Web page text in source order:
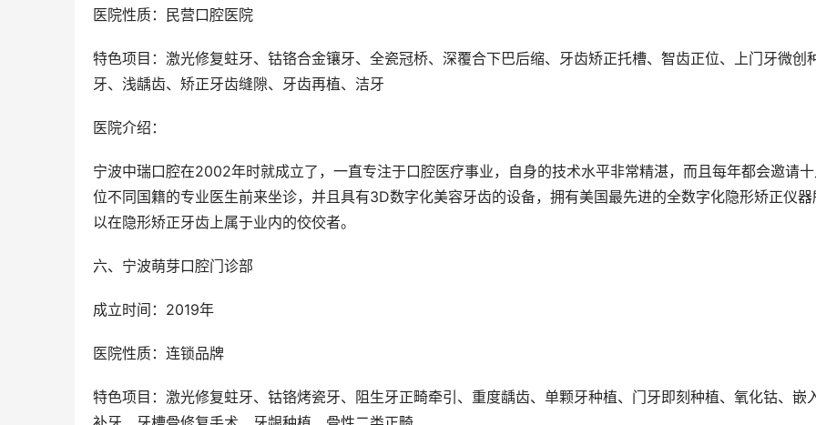
医院性质：民营口腔医院
特色项目：激光修复蛀牙、钴铬合金镶牙、全瓷冠桥、深覆合下巴后缩、牙齿矫正托槽、智齿正位、上门牙微创
牙、浅龋齿、矫正牙齿缝隙、牙齿再植、洁牙
医院介绍：
宁波中瑞口腔在2002年时就成立了，一直专注于口腔医疗事业，自身的技术水平非常精湛，而且每年都会邀请
位不同国籍的专业医生前来坐诊，并且具有3D数字化美容牙齿的设备，拥有美国最先进的全数字化隐形矫正仪器
以在隐形矫正牙齿上属于业内的佼佼者。
六、宁波萌芽口腔门诊部
成立时间：2019年
医院性质：连锁品牌
特色项目：激光修复蛀牙、钴铬烤瓷牙、阻生牙正畸牵引、重度龋齿、单颗牙种植、门牙即刻种植、氧化钴、嵌